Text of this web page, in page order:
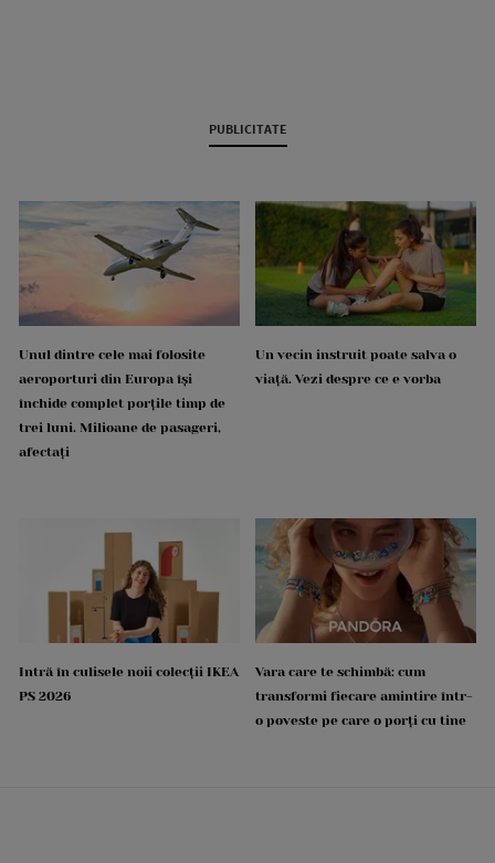
PUBLICITATE
Unul dintre cele mai folosite
aeroporturi din Europa își
închide complet porțile timp de
trei luni. Milioane de pasageri,
afectați
Un vecin instruit poate salva o
viață. Vezi despre ce e vorba
Intră în culisele noii colecții IKEA
PS 2026
Vara care te schimbă: cum
transformi fiecare amintire într-
o poveste pe care o porți cu tine